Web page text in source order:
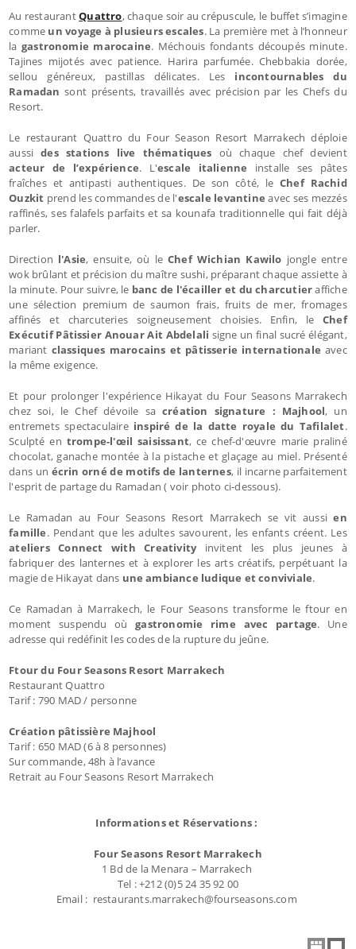
Au restaurantQuattro, chaque soir au crépuscule, le buffet s’imagine
comme un voyage à plusieurs escales. La première met à l’honneur
la gastronomie marocaine. Méchouis fondants découpés minute.
Tajines mijotés avec patience. Harira parfumée. Chebbakia dorée,
sellou généreux, pastillas délicates. Les incontournables du
Ramadan sont présents, travaillés avec précision par les Chefs du
Resort.
Le restaurant Quattro du Four Season Resort Marrakech déploie
aussides stations live thématiques où chaque chef devient
acteur de l’expérience. L'escale italienne installe ses pâtes
fraîches et antipasti authentiques. De son côté, leChef Rachid
Ouzkit prend les commandes de l'escale levantine avec ses mezzés
raffinés, ses falafels parfaits et sa kounafa traditionnelle qui fait déjà
parler.
Direction l'Asie, ensuite, où leChef Wichian Kawilo jongle entre
wok brûlant et précision du maître sushi, préparant chaque assiette à
la minute. Pour suivre, le banc de l'écailler et du charcutieraffiche
une sélection premium de saumon frais, fruits de mer, fromages
affinés et charcuteries soigneusement choisies. Enfin, leChef
Exécutif Pâtissier Anouar Ait Abdelali signe un final sucré élégant,
mariant classiques marocains et pâtisserie internationaleavec
la même exigence.
Et pour prolonger l'expérience Hikayat du Four Seasons Marrakech
chez soi, le Chef dévoile sacréation signature : Majhool, un
entremets spectaculaire inspiré de la datte royale du Tafilalet.
Sculpté en trompe-l'œil saisissant, ce chef-d'œuvre marie praliné
chocolat, ganache montée à la pistache et glaçage au miel. Présenté
dans un écrin orné de motifs de lanternes, il incarne parfaitement
l'esprit de partage du Ramadan ( voir photo ci-dessous).
Le Ramadan au Four Seasons Resort Marrakech se vit aussien
famille. Pendant que les adultes savourent, les enfants créent. Les
ateliers Connect with Creativity invitent les plus jeunes à
fabriquer des lanternes et à explorer les arts créatifs, perpétuant la
magie de Hikayat dans une ambiance ludique et conviviale.
Ce Ramadan à Marrakech, le Four Seasons transforme le ftour en
moment suspendu oùgastronomie rime avec partage. Une
adresse qui redéfinit les codes de la rupture du jeûne.
Ftour du Four Seasons Resort Marrakech
Restaurant Quattro
Tarif : 790 MAD / personne
Création pâtissière Majhool
Tarif : 650 MAD (6 à 8 personnes)
Sur commande, 48h à l’avance
Retrait au Four Seasons Resort Marrakech
Informations et Réservations :
Four Seasons Resort Marrakech
1 Bd de la Menara – Marrakech
Tel : +212 (0)5 24 35 92 00
Email : restaurants.marrakech@fourseasons.com